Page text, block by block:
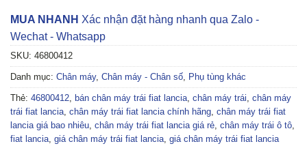
MUA NHANH Xác nhận đặt hàng nhanh qua Zalo -
Wechat - Whatsapp
SKU: 46800412
Danh mục: Chân máy, Chân máy - Chân số Phụ tùng khác
Thẻ: 46800412 bán chân máy trái fiat lancia chân máy trái chân máy
trái fiat lancia chân máy trái fiat lancia chính hãng chân máy trái fiat
lancia giá bao nhiêu chân máy trái fiat lancia giá rẻ chân máy trái ô tô
fiat lancia giá chân máy trái fiat lancia giá chân máy trái fiat lancia